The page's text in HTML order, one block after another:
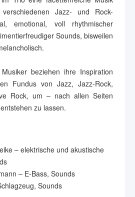
Jazz- und Rock-
emotional, voll rhythmischer
Sounds, bisweilen
beziehen ihre Inspiration
Fundus von Jazz, Jazz-Rock,
Rock, um – nach allen Seiten
zu lassen.
– elektrische und akustische
– E-Bass, Sounds
Sounds